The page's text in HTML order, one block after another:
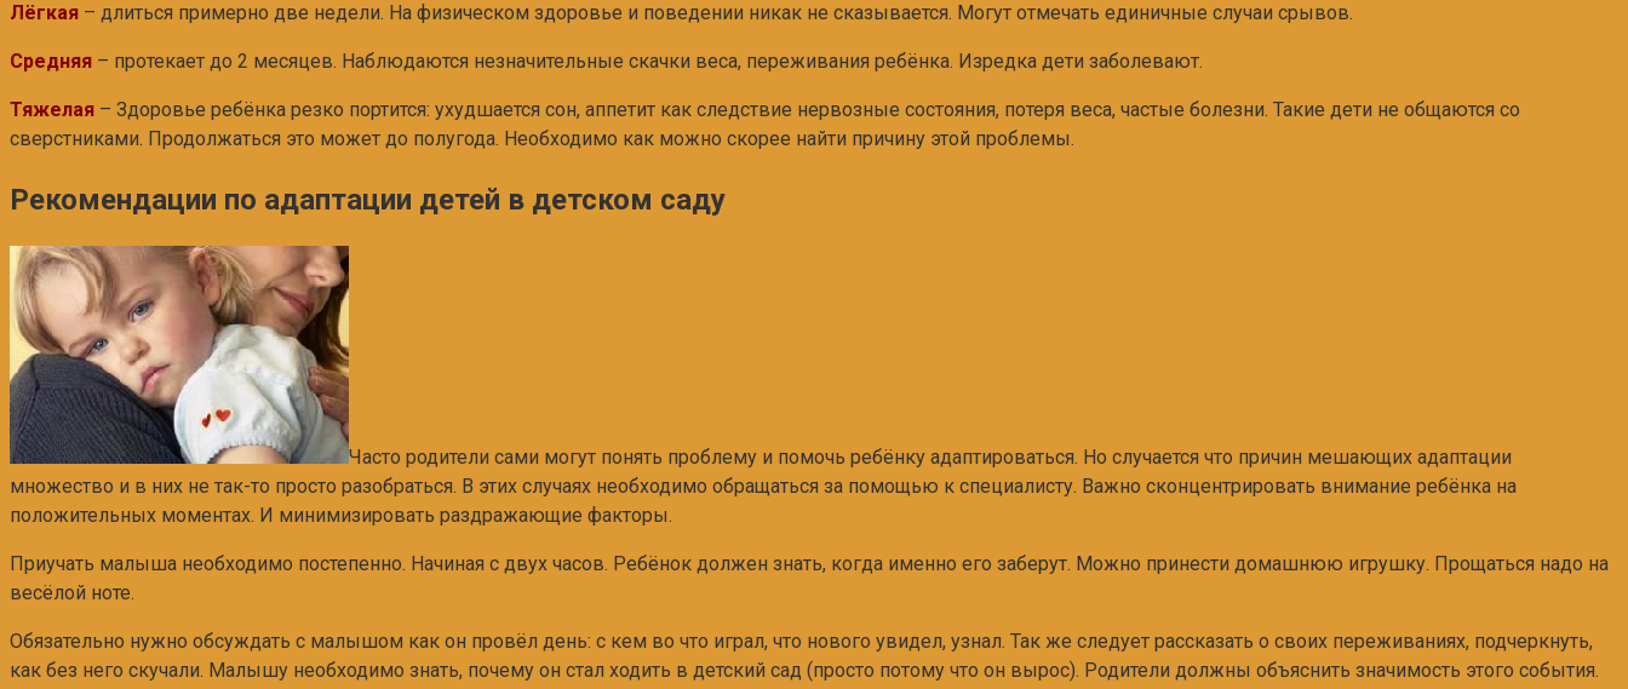
Лёгкая – длиться примерно две недели. На физическом здоровье и поведении никак не сказывается. Могут отмечать единичные случаи срывов.
Средняя – протекает до 2 месяцев. Наблюдаются незначительные скачки веса, переживания ребёнка. Изредка дети заболевают.
Тяжелая – Здоровье ребёнка резко портится: ухудшается сон, аппетит как следствие нервозные состояния, потеря веса, частые болезни. Такие дети не общаются со
сверстниками. Продолжаться это может до полугода. Необходимо как можно скорее найти причину этой проблемы.
Рекомендации по адаптации детей в детском саду
Часто родители сами могут понять проблему и помочь ребёнку адаптироваться. Но случается что причин мешающих адаптации
множество и в них не так-то просто разобраться. В этих случаях необходимо обращаться за помощью к специалисту. Важно сконцентрировать внимание ребёнка на
положительных моментах. И минимизировать раздражающие факторы.
Приучать малыша необходимо постепенно. Начиная с двух часов. Ребёнок должен знать, когда именно его заберут. Можно принести домашнюю игрушку. Прощаться надо на
весёлой ноте.
Обязательно нужно обсуждать с малышом как он провёл день: с кем во что играл, что нового увидел, узнал. Так же следует рассказать о своих переживаниях, подчеркнуть,
как без него скучали. Малышу необходимо знать, почему он стал ходить в детский сад (просто потому что он вырос). Родители должны объяснить значимость этого события.